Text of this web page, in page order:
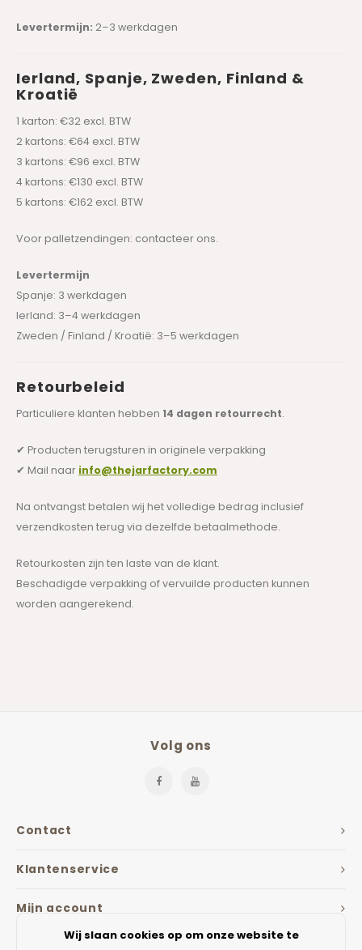
Levertermijn: 2–3 werkdagen
Ierland, Spanje, Zweden, Finland &
Kroatië
1 karton: €32 excl. BTW
2 kartons: €64 excl. BTW
3 kartons: €96 excl. BTW
4 kartons: €130 excl. BTW
5 kartons: €162 excl. BTW
Voor palletzendingen: contacteer ons.
Levertermijn
Spanje: 3 werkdagen
Ierland: 3–4 werkdagen
Zweden / Finland / Kroatië: 3–5 werkdagen
Retourbeleid
Particuliere klanten hebben 14 dagen retourrecht.
✔ Producten terugsturen in originele verpakking
✔ Mail naar info@thejarfactory.com
Na ontvangst betalen wij het volledige bedrag inclusief
verzendkosten terug via dezelfde betaalmethode.
Retourkosten zijn ten laste van de klant.
Beschadigde verpakking of vervuilde producten kunnen
worden aangerekend.
Contact
Volg ons
Klantenservice
Mijn account
Wij slaan cookies op om onze website te